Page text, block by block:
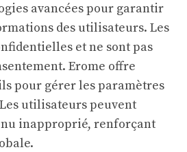
avancées pour garantir
des utilisateurs. Les
et ne sont pas
Erome offre
pour gérer les paramètres
utilisateurs peuvent
inapproprié, renforçant